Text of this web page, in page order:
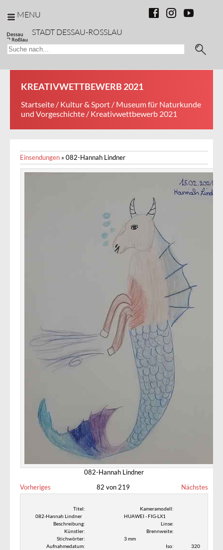
MENU
STADT DESSAU-ROSSLAU
KREATIVWETTBEWERB 2021
Startseite / Kultur & Sport / Museum für Naturkunde
und Vorgeschichte / Kreativwettbewerb 2021
Einsendungen » 082-Hannah Lindner
082-Hannah Lindner
Vorheriges
82 von 219 Nächstes
Titel:
082-Hannah Lindner
Beschreibung:
Künstler:
Stichwörter:
Aufnahmedatum:
Kameramodell:
HUAWEI - FIG-LX1
Linse:
Brennweite:
3 mm
Iso:
320